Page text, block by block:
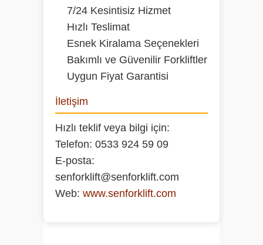
7/24 Kesintisiz Hizmet
Hızlı Teslimat
Esnek Kiralama Seçenekleri
Bakımlı ve Güvenilir Forkliftler
Uygun Fiyat Garantisi
İletişim
Hızlı teklif veya bilgi için:
Telefon: 0533 924 59 09
E-posta:
senforklift@senforklift.com
Web: www.senforklift.com